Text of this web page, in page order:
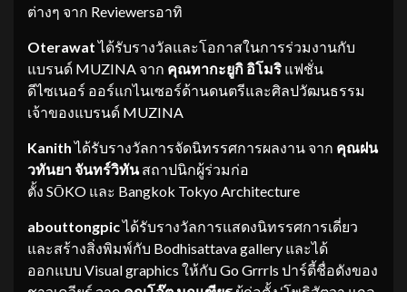
ต่างๆ จาก Reviewersอาทิ
Oterawatได้รับรางวัลและโอกาสในการร่วมงานกับ
แบรนด์ MUZINA จาก คุณทากะยูกิ อิโมริ แฟชั่น
ดีไซเนอร์ ออร์แกไนเซอร์ด้านดนตรีและศิลปวัฒนธรรม
เจ้าของแบรนด์ MUZINA
Kanithได้รับรางวัลการจัดนิทรรศการผลงาน จาก คุณฝน
วทันยา จันทร์วิทันสถาปนิกผู้ร่วมก่อ
ตั้ง SŌKO และ Bangkok Tokyo Architecture
abouttongpicได้รับรางวัลการแสดงนิทรรศการเดี่ยว
และสร้างสิ่งพิมพ์กับ Bodhisattava gallery และได้
ออกแบบ Visual graphics ให้กับ Go Grrrls ปาร์ตี้ชื่อดังของ